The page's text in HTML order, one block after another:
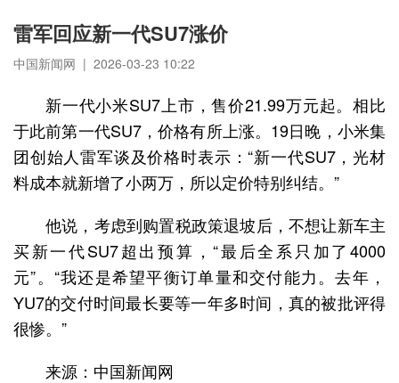
雷军回应新一代SU7涨价
中国新闻网 | 2026-03-23 10:22
新一代小米SU7上市，售价21.99万元起。相比
于此前第一代SU7，价格有所上涨。19日晚，小米集
团创始人雷军谈及价格时表示：“新一代SU7，光材
料成本就新增了小两万，所以定价特别纠结。”
他说，考虑到购置税政策退坡后，不想让新车主
买新一代SU7超出预算，“最后全系只加了4000
元”。“我还是希望平衡订单量和交付能力。去年，
YU7的交付时间最长要等一年多时间，真的被批评得
很惨。”
来源：中国新闻网